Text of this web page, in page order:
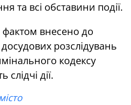
та всі обставини події.
фактом внесено до
розслідувань
кодексу
дії.